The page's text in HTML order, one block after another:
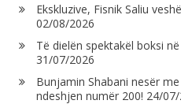
Ekskluzive, Fisnik Saliu
02/08/2026
Të dielën spektakël boksi
31/07/2026
Bunjamin Shabani nesër
ndeshjen numër 200! 24/